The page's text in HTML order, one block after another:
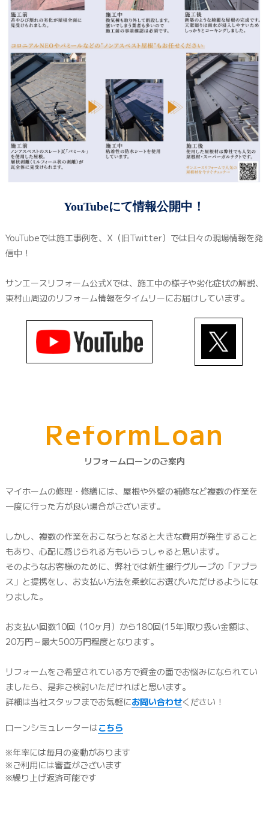
YouTubeにて情報公開中！
YouTubeでは施工事例を、X（旧Twitter）では日々の現場情報を発
信中！
サンエースリフォーム公式Xでは、施工中の様子や劣化症状の解説、
東村山周辺のリフォーム情報をタイムリーにお届けしています。
ReformLoan
リフォームローンのご案内
マイホームの修理・修繕には、屋根や外壁の補修など複数の作業を
一度に行った方が良い場合がございます。
しかし、複数の作業をおこなうとなると大きな費用が発生すること
もあり、心配に感じられる方もいらっしゃると思います。
そのようなお客様のために、弊社では新生銀行グループの「アプラ
ス」と提携をし、 お支払い方法を柔軟にお選びいただけるようにな
りました。
お支払い回数10回（10ヶ月）から180回(15年)取り扱い金額は、
20万円～最大500万円程度となります。
リフォームをご希望されている方で資金の面でお悩みになられてい
ましたら、是非ご検討いただければと思います。
詳細は当社スタッフまでお気軽にお問い合わせください！
ローンシミュレーターはこちら
※年率には毎月の変動があります
※ご利用には審査がございます
※繰り上げ返済可能です